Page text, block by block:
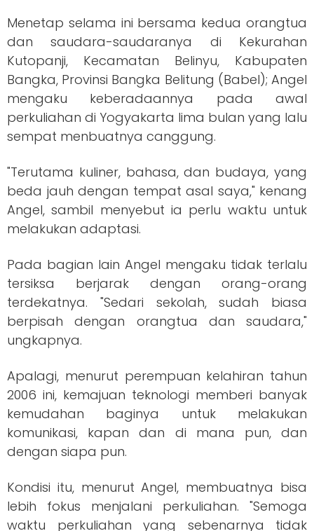
Menetap selama ini bersama kedua orangtua
dan saudara-saudaranya di Kekurahan
Kutopanji, Kecamatan Belinyu, Kabupaten
Bangka, Provinsi Bangka Belitung (Babel); Angel
mengaku keberadaannya pada awal
perkuliahan di Yogyakarta lima bulan yang lalu
sempat menbuatnya canggung.
"Terutama kuliner, bahasa, dan budaya, yang
beda jauh dengan tempat asal saya," kenang
Angel, sambil menyebut ia perlu waktu untuk
melakukan adaptasi.
Pada bagian lain Angel mengaku tidak terlalu
tersiksa berjarak dengan orang-orang
terdekatnya. "Sedari sekolah, sudah biasa
berpisah dengan orangtua dan saudara,"
ungkapnya.
Apalagi, menurut perempuan kelahiran tahun
2006 ini, kemajuan teknologi memberi banyak
kemudahan baginya untuk melakukan
komunikasi, kapan dan di mana pun, dan
dengan siapa pun.
Kondisi itu, menurut Angel, membuatnya bisa
lebih fokus menjalani perkuliahan. "Semoga
waktu perkuliahan yang sebenarnya tidak